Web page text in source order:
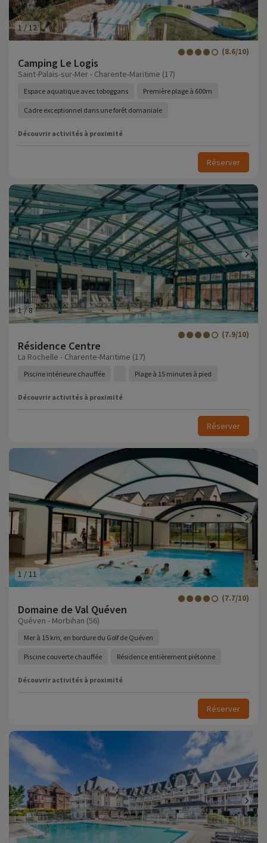
1 /12
Camping Le Logis
(8.6/10)
Saint-Palais-sur-Mer - Charente-Maritime (17)
Espace aquatique avec toboggans Première plage à 600m
Cadre exceptionnel dans une forêt domaniale
Découvrir activités à proximité
Réserver
1/8
Résidence Centre
(7.9/10)
La Rochelle - Charente-Maritime (17)
Piscine intérieure chauffée Plage à 15 minutes à pied
Découvrir activités à proximité
Réserver
1/11
Domaine de Val Quéven
(7.7/10)
Quéven - Morbihan (56)
Mer à 15 km, en bordure du Golf de Quéven
Piscine couverte chauffée Résidence entièrement piétonne
Découvrir activités à proximité
Réserver